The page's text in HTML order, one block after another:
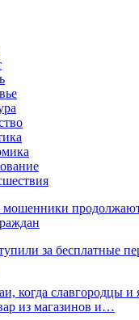
мошенники
за бесплатные
когда славгородцы и
из магазинов и…